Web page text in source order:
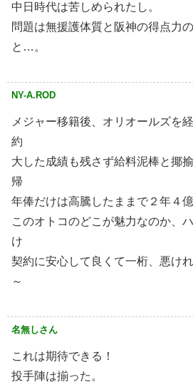
中日時代は苦しめられたし。
問題は無援護体質と阪神の得点力
と…。
NY-A.ROD
メジャー移籍後、オリオールズを
約
大した成績も残さず給料泥棒と揶
帰
年俸だけは高騰したままで２年４
このオトコのどこが魅力なのか、
け
契約に安心して良くて一桁、悪け
～
名無しさん
これは期待できる！
投手陣は揃った。